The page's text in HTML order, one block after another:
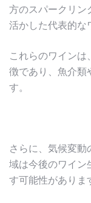
方のスパークリン
活かした代表的な
これらのワイン
徴であり、魚介類
す。
さらに、気候変
域は今後のワイン
す可能性がありま